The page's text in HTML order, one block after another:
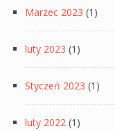
Marzec 2023 (1)
luty 2023 (1)
Styczeń 2023 (1)
luty 2022 (1)